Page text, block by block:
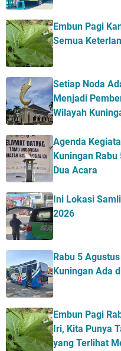
Embun Pagi
Semua
Setiap Noda
Menjadi
Wilayah
Agenda
Kuningan
Dua Acara
Ini Lokasi
2026
Rabu 5
Kuningan Ada
Embun Pagi
Iri, Kita Punya
yang Terlihat